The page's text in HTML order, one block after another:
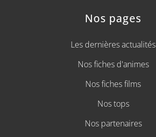
Nos pages
Les dernières actualités
Nos fiches d'animes
Nos fiches films
Nos tops
Nos partenaires